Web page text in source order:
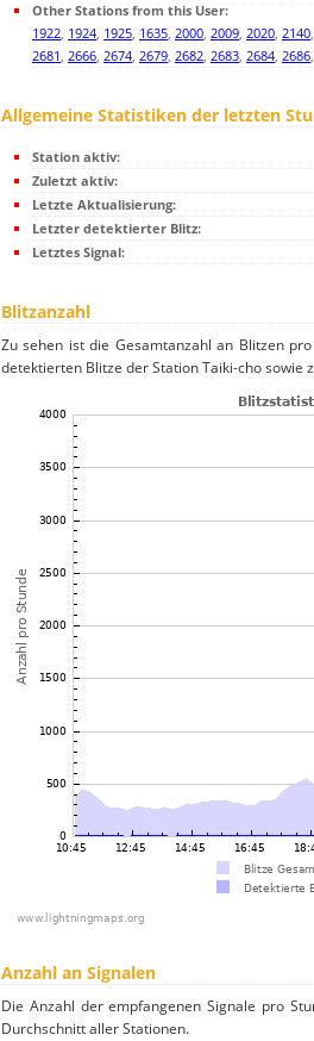
Other Stations from this User:
1922, 1924, 1925, 1635, 2000, 2009, 2020, 2140
2681, 2666, 2674, 2679, 2682, 2683, 2684, 2686
Allgemeine Statistiken der letzten
Station aktiv:
Zuletzt aktiv:
Letzte Aktualisierung:
Letzter detektierter Blitz:
Letztes Signal:
Blitzanzahl
Zu sehen ist die Gesamtanzahl an Blitzen
detektierten Blitze der Station Taiki-cho sowie
Anzahl an Signalen
Die Anzahl der empfangenen Signale pro
Durchschnitt aller Stationen.